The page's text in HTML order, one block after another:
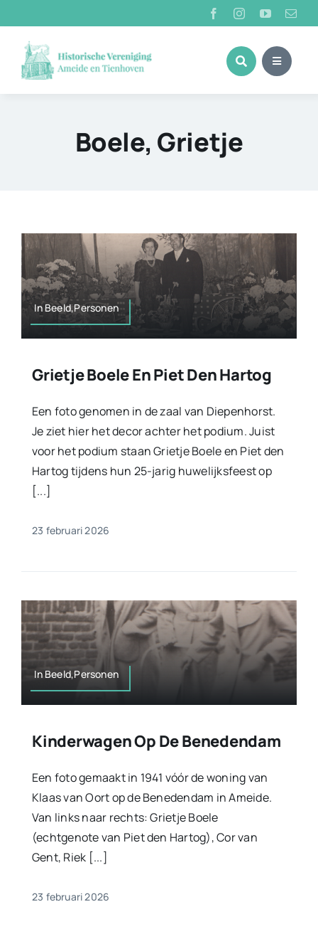
naar
inhoud
Boele, Grietje
In Beeld,Personen
Grietje Boele En Piet Den Hartog
Een foto genomen in de zaal van Diepenhorst.
Je ziet hier het decor achter het podium. Juist
voor het podium staan Grietje Boele en Piet den
Hartog tijdens hun 25-jarig huwelijksfeest op
[...]
23 februari 2026
In Beeld,Personen
Kinderwagen Op De Benedendam
Een foto gemaakt in 1941 vóór de woning van
Klaas van Oort op de Benedendam in Ameide.
Van links naar rechts: Grietje Boele
(echtgenote van Piet den Hartog), Cor van
Gent, Riek [...]
23 februari 2026